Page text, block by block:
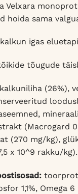
Velxara
hoida sama
igas
tõugude
(26%),
(Macrogard
(270 mg/kg),
x 10^9 rakku/kg).
1,1%, Omega